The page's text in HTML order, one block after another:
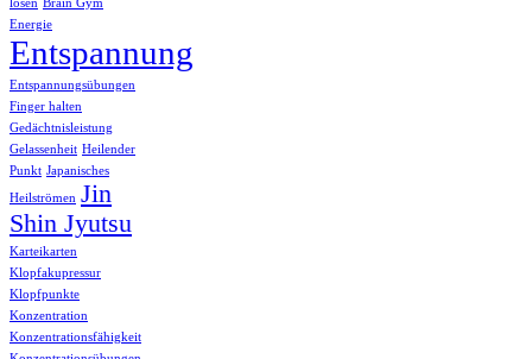
lösen Brain Gym
Energie
Entspannung
Entspannungsübungen
Finger halten
Gedächtnisleistung
Gelassenheit Heilender
Punkt Japanisches
Heilströmen Jin
Shin Jyutsu
Karteikarten
Klopfakupressur
Klopfpunkte
Konzentration
Konzentrationsfähigkeit